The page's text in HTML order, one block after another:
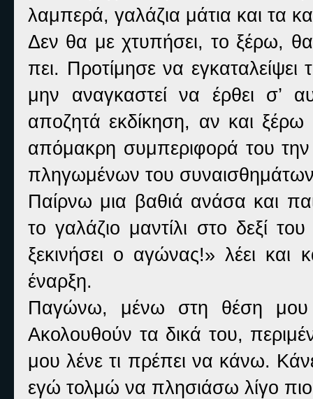
λαμπερά, γαλάζια μάτια και τα
Δεν θα με χτυπήσει, το ξέρω,
πει. Προτίμησε να
μην αναγκαστεί να έρθει
αποζητά εκδίκηση, αν και
απόμακρη συμπεριφορά του
πληγωμένων του
Παίρνω μια βαθιά ανάσα και
το γαλάζιο μαντίλι στο δεξί
ξεκινήσει ο αγώνας!» λέει και
έναρξη.
Παγώνω, μένω στη θέση μου
Ακολουθούν τα δικά του,
μου λένε τι πρέπει να κάνω.
εγώ τολμώ να πλησιάσω λίγο